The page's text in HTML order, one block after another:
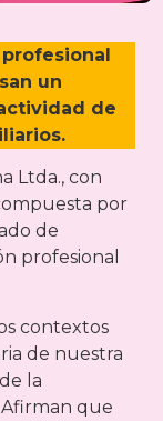
un
de
Ltda., con
por
de
profesional
contextos
de nuestra
la
que